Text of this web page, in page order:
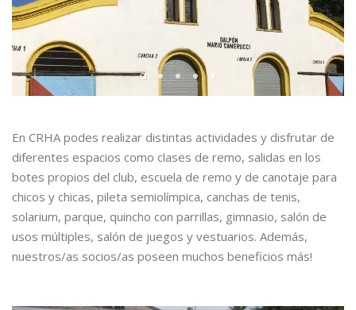
En CRHA podes realizar distintas actividades y disfrutar de
diferentes espacios como clases de remo, salidas en los
botes propios del club, escuela de remo y de canotaje para
chicos y chicas, pileta semiolímpica, canchas de tenis,
solarium, parque, quincho con parrillas, gimnasio, salón de
usos múltiples, salón de juegos y vestuarios. Además,
nuestros/as socios/as poseen muchos beneficios más!